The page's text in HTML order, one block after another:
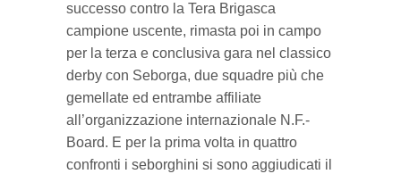
successo contro la Tera Brigasca
campione uscente, rimasta poi in campo
per la terza e conclusiva gara nel classico
derby con Seborga, due squadre più che
gemellate ed entrambe affiliate
all’organizzazione internazionale N.F.-
Board. E per la prima volta in quattro
confronti i seborghini si sono aggiudicati il